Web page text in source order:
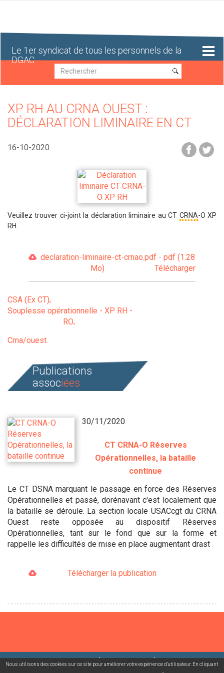
Le 1er syndicat de tous les personnels de la
DGAC
Recherche
Recherche
XP RH AU CRNA OUEST :
DÉCLARATION LIMINAIRE EN CT
16-10-2020
Veuillez trouver ci-joint la déclaration liminaire au CT CRNA-O XP
RH.
declaration-liminaire-ct-crnao.pdf - pdf (1.28
Mo)
Télécharger
CSA (Ex CT)
Souplesse opérationnelle - XP RH -
RO
Crna/ouest
Publications
associées
30/11/2020
CT CRNA-O Réserves
Opérationnelles, la bataille
continue
Le CT DSNA marquant le passage en force des Réserves
Opérationnelles et passé, dorénavant c'est localement que
la bataille se déroule. La section locale USACcgt du CRNA
Ouest reste opposée au dispositif Réserves
Opérationnelles, tant sur le fond que sur la forme et
rappelle les difficultés de mise en place augmentant drast
Télécharger la publication
©2026 USACcgt Mentions légales Contact
Nous utilisons des cookies sur ce site pour améliorer votre expérience d'utilisateur. En cliquant